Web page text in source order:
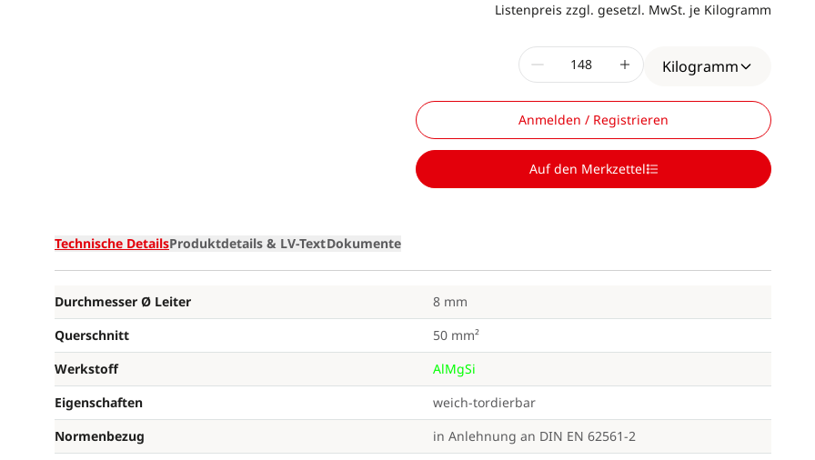
Listenpreis zzgl. gesetzl. MwSt. je Kilogramm
Kilogramm
Anmelden / Registrieren
Auf den Merkzettel
Technische DetailsProduktdetails & LV-TextDokumente
Durchmesser Ø Leiter
8 mm
Querschnitt
50 mm²
Werkstoff
AlMgSi
Eigenschaften
weich-tordierbar
Normenbezug
in Anlehnung an DIN EN 62561-2